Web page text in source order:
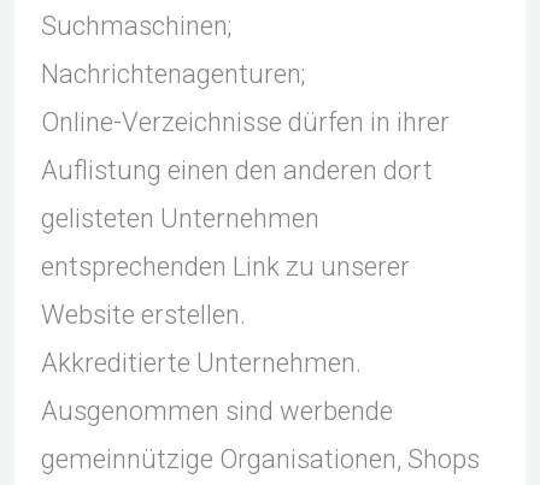
Suchmaschinen;
Nachrichtenagenturen;
Online-Verzeichnisse dürfen in ihrer
Auflistung einen den anderen dort
gelisteten Unternehmen
entsprechenden Link zu unserer
Website erstellen.
Akkreditierte Unternehmen.
Ausgenommen sind werbende
gemeinnützige Organisationen, Shops